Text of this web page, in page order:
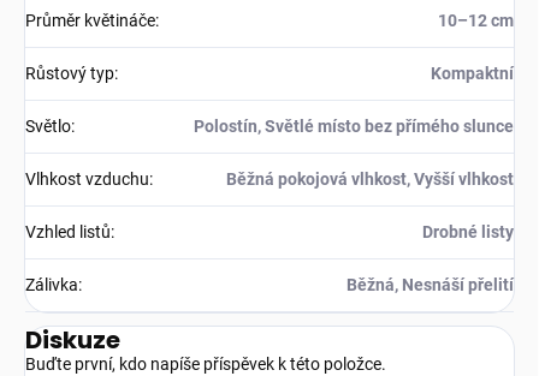
Průměr květináče: 10–12 cm
Růstový typ: Kompaktní
Světlo: Polostín, Světlé místo bez přímého slunce
Vlhkost vzduchu: Běžná pokojová vlhkost, Vyšší vlhkost
Vzhled listů: Drobné listy
Zálivka: Běžná, Nesnáší přelití
Diskuze
Buďte první, kdo napíše příspěvek k této položce.